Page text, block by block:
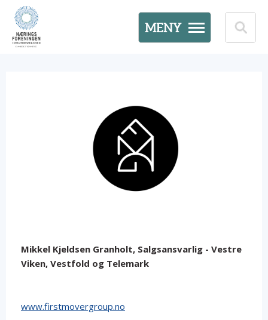
MENY
Mikkel Kjeldsen Granholt, Salgsansvarlig - Vestre
Viken, Vestfold og Telemark
www.firstmovergroup.no